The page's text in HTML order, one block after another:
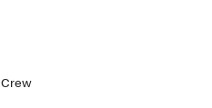
Crew